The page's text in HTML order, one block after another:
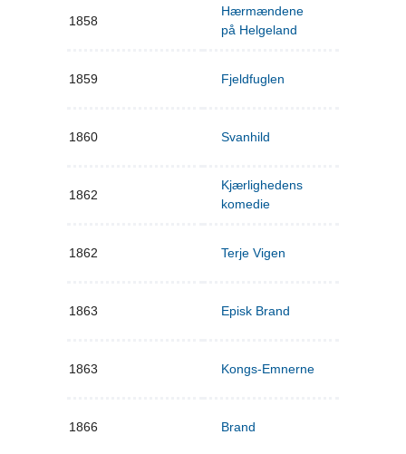
1858
Hærmændene
på Helgeland
1859 Fjeldfuglen
1860 Svanhild
1862
Kjærlighedens
komedie
1862 Terje Vigen
1863 Episk Brand
1863 Kongs-Emnerne
1866 Brand